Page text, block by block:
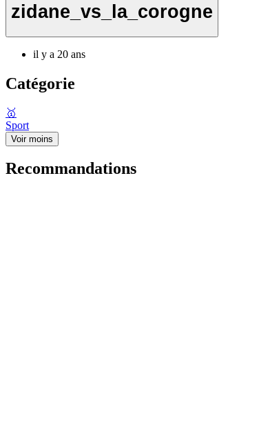
zidane_vs_la_corogne
il y a 20 ans
Catégorie
🥇
Sport
Voir moins
Recommandations